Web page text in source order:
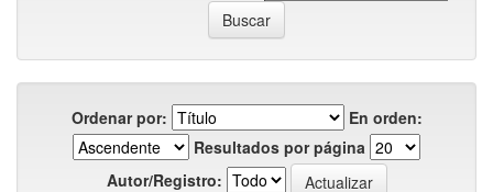
Ordenar por:
En orden:
Resultados por página
Autor/Registro: